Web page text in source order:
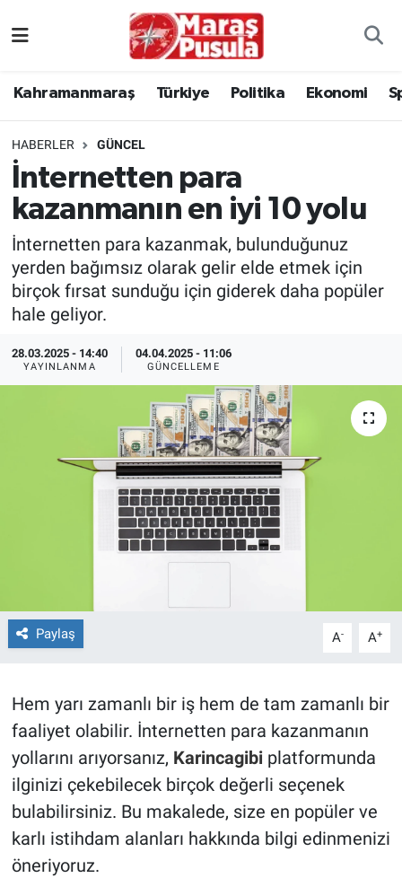
Kahramanmaraş Türkiye Politika Ekonomi
HABERLER GÜNCEL
İnternetten para
kazanmanın en iyi 10 yolu
İnternetten para kazanmak, bulunduğunuz
yerden bağımsız olarak gelir elde etmek için
birçok fırsat sunduğu için giderek daha popüler
hale geliyor.
28.03.2025 - 14:40
YAYINLANMA
04.04.2025 - 11:06
GÜNCELLEME
Paylaş A- A+
Hem yarı zamanlı bir iş hem de tam zamanlı bir
faaliyet olabilir. İnternetten para kazanmanın
yollarını arıyorsanız, Karincagibiplatformunda
ilginizi çekebilecek birçok değerli seçenek
bulabilirsiniz. Bu makalede, size en popüler ve
karlı istihdam alanları hakkında bilgi edinmenizi
öneriyoruz.
Politika
Ekonomi
Spor
Kültür Sanat
Sağlık
TEKNOLOJİ
Dünya
Bilim, Teknoloji
ÇEVRE
HABERDE İNSAN
EĞİTİM
BİLİM VE TEKNOLOJİ
İstanbul Trafik Yoğunluk Haritası
Süper Lig Puan Durumu ve Fikstür
Tüm Manşetler
Son Dakika Haberleri
Haber Arşivi